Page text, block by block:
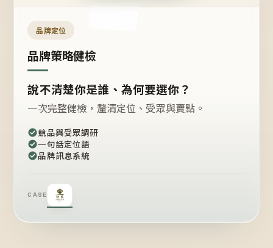
品牌定位
品牌策略健檢
說不清楚你是誰、為何要選你？
一次完整健檢，釐清定位、受眾與賣點。
競品與受眾調研
一句話定位語
品牌訊息系統
CASE